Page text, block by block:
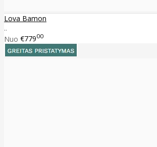
Lova Bamon
..
Nuo €77900